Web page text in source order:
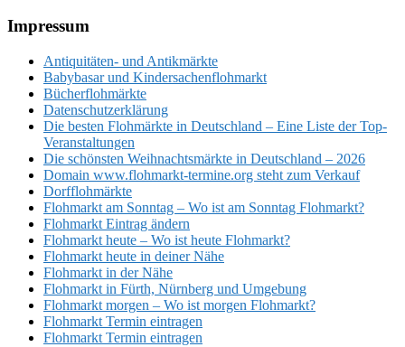
Footer
Impressum
Antiquitäten- und Antikmärkte
Babybasar und Kindersachenflohmarkt
Bücherflohmärkte
Datenschutzerklärung
Die besten Flohmärkte in Deutschland – Eine Liste der Top-
Veranstaltungen
Die schönsten Weihnachtsmärkte in Deutschland – 2026
Domain www.flohmarkt-termine.org steht zum Verkauf
Dorfflohmärkte
Flohmarkt am Sonntag – Wo ist am Sonntag Flohmarkt?
Flohmarkt Eintrag ändern
Flohmarkt heute – Wo ist heute Flohmarkt?
Flohmarkt heute in deiner Nähe
Flohmarkt in der Nähe
Flohmarkt in Fürth, Nürnberg und Umgebung
Flohmarkt morgen – Wo ist morgen Flohmarkt?
Flohmarkt Termin eintragen
Flohmarkt Termin eintragen